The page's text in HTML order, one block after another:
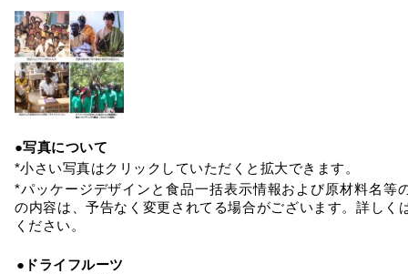
●写真について
*小さい写真はクリックしていただくと拡大できます。
*パッケージデザインと食品一括表示情報および原材料名等
の内容は、予告なく変更されてる場合がございます。詳しく
ください。
●ドライフルーツ